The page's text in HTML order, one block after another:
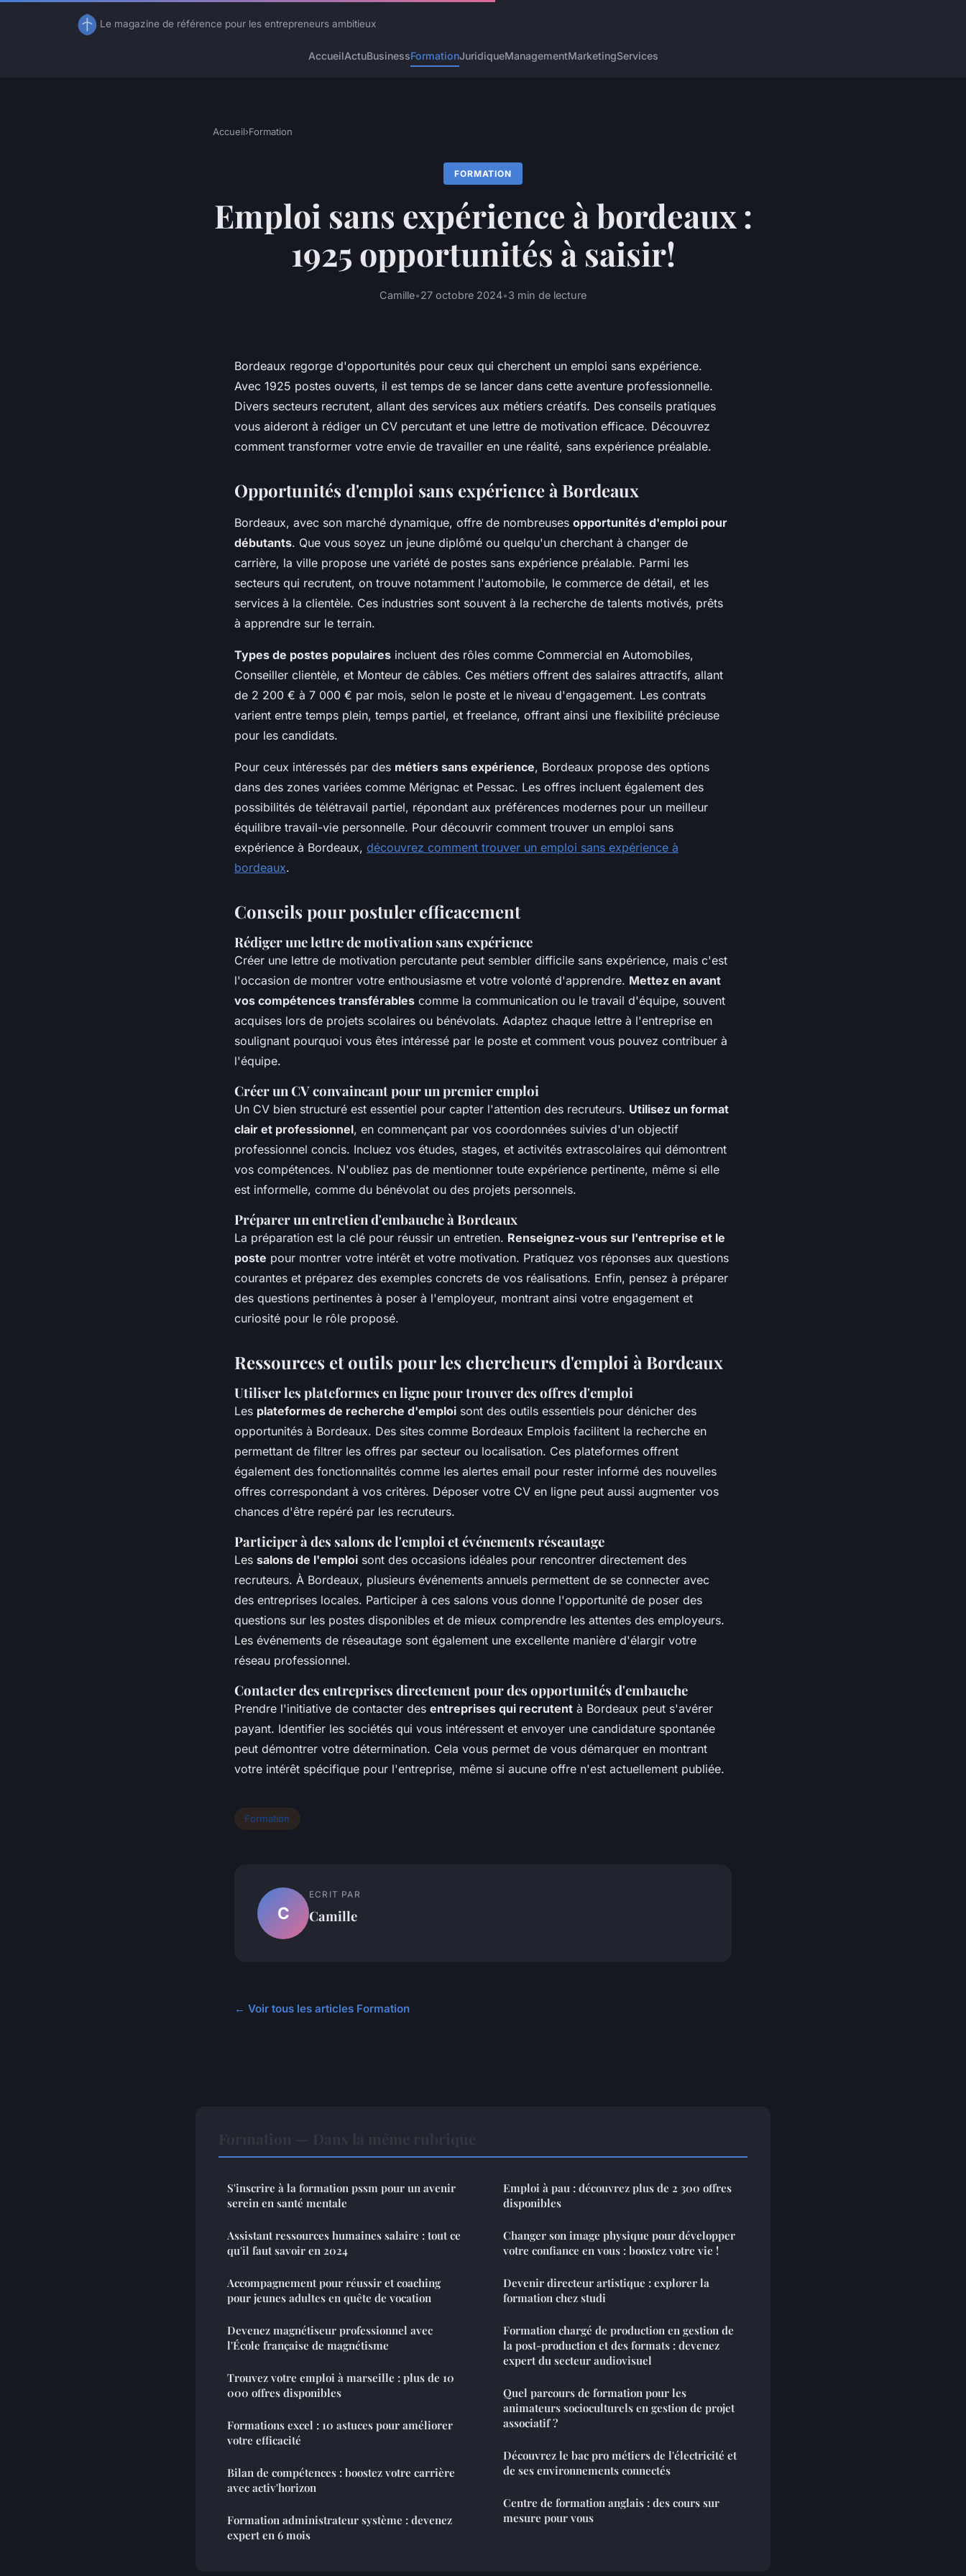
Le magazine de référence pour les entrepreneurs ambitieux
AccueilActuBusinessFormationJuridiqueManagementMarketingServices
Accueil›Formation
FORMATION
Emploi sans expérience à bordeaux :
1925 opportunités à saisir!
Camille•27 octobre 2024•3 min de lecture
Bordeaux regorge d'opportunités pour ceux qui cherchent un emploi sans expérience.
Avec 1925 postes ouverts, il est temps de se lancer dans cette aventure professionnelle.
Divers secteurs recrutent, allant des services aux métiers créatifs. Des conseils pratiques
vous aideront à rédiger un CV percutant et une lettre de motivation efficace. Découvrez
comment transformer votre envie de travailler en une réalité, sans expérience préalable.
Opportunités d'emploi sans expérience à Bordeaux
Bordeaux, avec son marché dynamique, offre de nombreuses opportunités d'emploi pour
débutants. Que vous soyez un jeune diplômé ou quelqu'un cherchant à changer de
carrière, la ville propose une variété de postes sans expérience préalable. Parmi les
secteurs qui recrutent, on trouve notamment l'automobile, le commerce de détail, et les
services à la clientèle. Ces industries sont souvent à la recherche de talents motivés, prêts
à apprendre sur le terrain.
Types de postes populaires incluent des rôles comme Commercial en Automobiles,
Conseiller clientèle, et Monteur de câbles. Ces métiers offrent des salaires attractifs, allant
de 2 200 € à 7 000 € par mois, selon le poste et le niveau d'engagement. Les contrats
varient entre temps plein, temps partiel, et freelance, offrant ainsi une flexibilité précieuse
pour les candidats.
Pour ceux intéressés par des métiers sans expérience, Bordeaux propose des options
dans des zones variées comme Mérignac et Pessac. Les offres incluent également des
possibilités de télétravail partiel, répondant aux préférences modernes pour un meilleur
équilibre travail-vie personnelle. Pour découvrir comment trouver un emploi sans
expérience à Bordeaux, découvrez comment trouver un emploi sans expérience à
bordeaux.
Conseils pour postuler efficacement
Rédiger une lettre de motivation sans expérience
Créer une lettre de motivation percutante peut sembler difficile sans expérience, mais c'est
l'occasion de montrer votre enthousiasme et votre volonté d'apprendre. Mettez en avant
vos compétences transférables comme la communication ou le travail d'équipe, souvent
acquises lors de projets scolaires ou bénévolats. Adaptez chaque lettre à l'entreprise en
soulignant pourquoi vous êtes intéressé par le poste et comment vous pouvez contribuer à
l'équipe.
Créer un CV convaincant pour un premier emploi
Un CV bien structuré est essentiel pour capter l'attention des recruteurs. Utilisez un format
clair et professionnel, en commençant par vos coordonnées suivies d'un objectif
professionnel concis. Incluez vos études, stages, et activités extrascolaires qui démontrent
vos compétences. N'oubliez pas de mentionner toute expérience pertinente, même si elle
est informelle, comme du bénévolat ou des projets personnels.
Préparer un entretien d'embauche à Bordeaux
La préparation est la clé pour réussir un entretien. Renseignez-vous sur l'entreprise et le
poste pour montrer votre intérêt et votre motivation. Pratiquez vos réponses aux questions
courantes et préparez des exemples concrets de vos réalisations. Enfin, pensez à préparer
des questions pertinentes à poser à l'employeur, montrant ainsi votre engagement et
curiosité pour le rôle proposé.
Ressources et outils pour les chercheurs d'emploi à Bordeaux
Utiliser les plateformes en ligne pour trouver des offres d'emploi
Les plateformes de recherche d'emploi sont des outils essentiels pour dénicher des
opportunités à Bordeaux. Des sites comme Bordeaux Emplois facilitent la recherche en
permettant de filtrer les offres par secteur ou localisation. Ces plateformes offrent
également des fonctionnalités comme les alertes email pour rester informé des nouvelles
offres correspondant à vos critères. Déposer votre CV en ligne peut aussi augmenter vos
chances d'être repéré par les recruteurs.
Participer à des salons de l'emploi et événements réseautage
Les salons de l'emploi sont des occasions idéales pour rencontrer directement des
recruteurs. À Bordeaux, plusieurs événements annuels permettent de se connecter avec
des entreprises locales. Participer à ces salons vous donne l'opportunité de poser des
questions sur les postes disponibles et de mieux comprendre les attentes des employeurs.
Les événements de réseautage sont également une excellente manière d'élargir votre
réseau professionnel.
Contacter des entreprises directement pour des opportunités d'embauche
Prendre l'initiative de contacter des entreprises qui recrutent à Bordeaux peut s'avérer
payant. Identifier les sociétés qui vous intéressent et envoyer une candidature spontanée
peut démontrer votre détermination. Cela vous permet de vous démarquer en montrant
votre intérêt spécifique pour l'entreprise, même si aucune offre n'est actuellement publiée.
Formation
C
ECRIT PAR
Camille
← Voir tous les articles Formation
S'inscrire à la formation pssm pour un avenir
serein en santé mentale
Assistant ressources humaines salaire : tout ce
qu'il faut savoir en 2024
Accompagnement pour réussir et coaching
pour jeunes adultes en quête de vocation
Devenez magnétiseur professionnel avec
l'École française de magnétisme
Trouvez votre emploi à marseille : plus de 10
000 offres disponibles
Formations excel : 10 astuces pour améliorer
votre efficacité
Bilan de compétences : boostez votre carrière
avec activ'horizon
Formation administrateur système : devenez
expert en 6 mois
Emploi à pau : découvrez plus de 2 300 offres
disponibles
Changer son image physique pour développer
votre confiance en vous : boostez votre vie !
Devenir directeur artistique : explorer la
formation chez studi
Formation chargé de production en gestion de
la post-production et des formats : devenez
expert du secteur audiovisuel
Quel parcours de formation pour les
animateurs socioculturels en gestion de projet
associatif ?
Découvrez le bac pro métiers de l'électricité et
de ses environnements connectés
Centre de formation anglais : des cours sur
mesure pour vous